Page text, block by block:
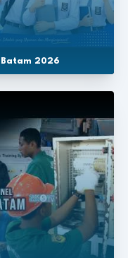
Batam 2026